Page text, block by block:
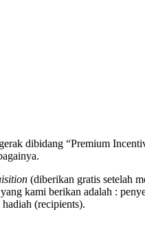
dibidang “Premium
(diberikan gratis setelah
kami berikan adalah :
(recipients).